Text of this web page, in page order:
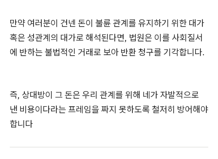
만약 여러분이 건넨 돈이 불륜 관계를 유지하기 위한 대가
혹은 성관계의 대가로 해석된다면, 법원은 이를 사회질서
에 반하는 불법적인 거래로 보아 반환 청구를 기각합니다.
즉, 상대방이 그 돈은 우리 관계를 위해 네가 자발적으로
낸 비용이다라는 프레임을 짜지 못하도록 철저히 방어해야
합니다